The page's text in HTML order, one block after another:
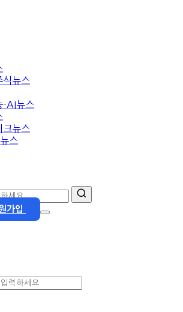
식뉴스
-AI뉴스
크뉴스
스
가입